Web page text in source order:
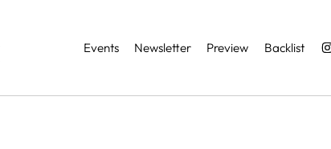
Services
Events Newsletter Preview Backlist